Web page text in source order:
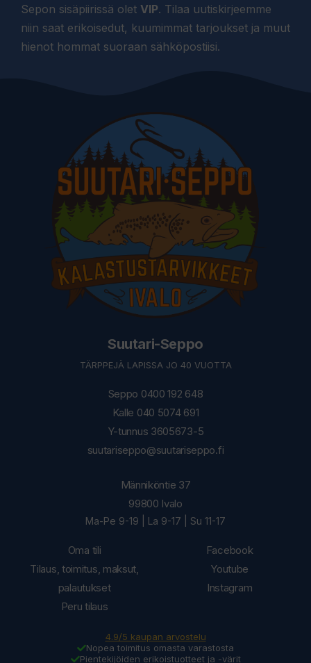
Sepon sisäpiirissä olet VIP. Tilaa uutiskirjeemme
niin saat erikoisedut, kuumimmat tarjoukset ja muut
hienot hommat suoraan sähköpostiisi.
Suutari-Seppo
TÄRPPEJÄ LAPISSA JO 40 VUOTTA
Seppo 0400 192 648
Kalle 040 5074 691
Y-tunnus 3605673-5
suutariseppo@suutariseppo.fi
Oma tili
Tilaus, toimitus, maksut,
palautukset
Peru tilaus
Männiköntie 37
99800 Ivalo
Ma-Pe 9-19 | La 9-17 | Su 11-17
Facebook
Youtube
Instagram
4.9/5 kaupan arvostelu
Nopea toimitus omasta varastosta
Pientekijöiden erikoistuotteet ja -värit